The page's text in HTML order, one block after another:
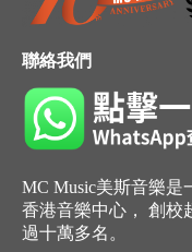
聯絡我們
MC Music美斯音樂是
香港音樂中心， 創校
過十萬多名。